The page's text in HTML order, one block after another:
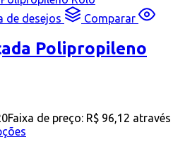
de desejos Comparar
Polipropileno
Faixa de preço: R$ 96,12 através